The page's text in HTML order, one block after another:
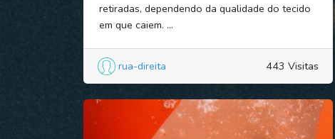
retiradas, dependendo da qualidade do tecido
em que caiem. ...
rua-direita 443 Visitas